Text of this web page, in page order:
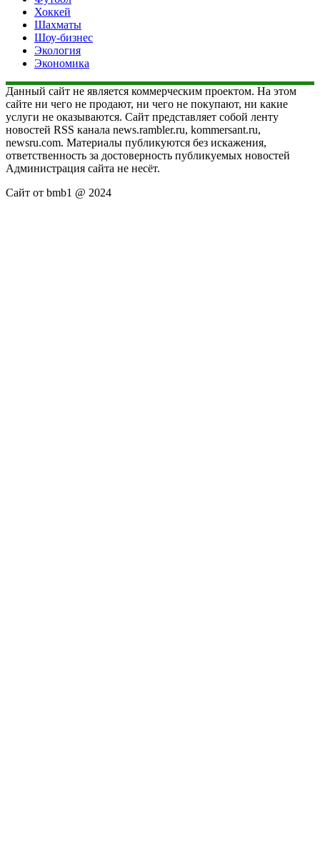
Хоккей
Шахматы
Шоу-бизнес
Экология
Экономика
Данный сайт не является коммерческим проектом. На этом
сайте ни чего не продают, ни чего не покупают, ни какие
услуги не оказываются. Сайт представляет собой ленту
новостей RSS канала news.rambler.ru, kommersant.ru,
newsru.com. Материалы публикуются без искажения,
ответственность за достоверность публикуемых новостей
Администрация сайта не несёт.
Сайт от bmb1 @ 2024